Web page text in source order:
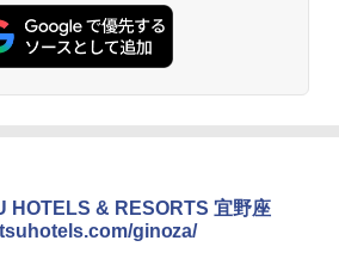
麺 小腹 インスタント アウトドアにも ロ
ーリングストック 大人買い おやつカン
パニー
￥1,288
ーフードヌードル 高たんぱく&低糖質 さ
らに塩分控えめ 78g×12個
シャープ 過熱水蒸気 オーブンレンジ 23
L 1段調理 ブラック RE-WF232-B シンプ
ル操作 コンパクト 一人暮らし 二人暮ら
し らくチン!（絶対湿度）センサー ノン
フライ調理 トースト スチームあたため
[山善] スチームオーブンレンジ 省エネ
HOTELS & RESORTS 宜野座
ginoza/